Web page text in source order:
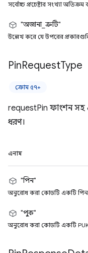
সর্বোচ্চ প্রচেষ্টার সংখ্যা অতিক্রম
"অজানা_ত্রুটি"
উল্লেখ করে যে উপরের প্রকারগুলি
PinRequestType
ক্রোম ৫৭+
requestPin ফাংশন সহ
ধরণ।
এনাম
"পিন"
অনুরোধ করা কোডটি একটি পিন
"পুক"
অনুরোধ করা কোডটি একটি PUK